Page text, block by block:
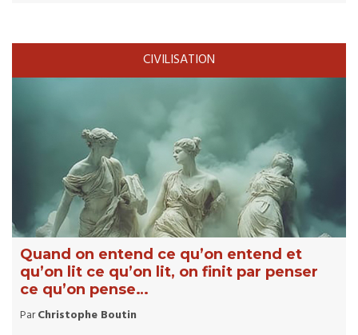
CIVILISATION
Quand on entend ce qu’on entend et
qu’on lit ce qu’on lit, on finit par penser
ce qu’on pense…
ParChristophe Boutin